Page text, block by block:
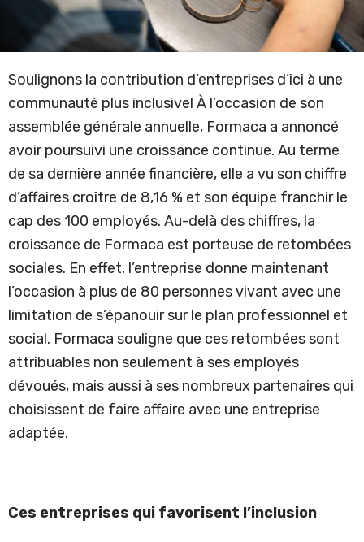
Soulignons la contribution d’entreprises d’ici à une
communauté plus inclusive! À l’occasion de son
assemblée générale annuelle, Formaca a annoncé
avoir poursuivi une croissance continue. Au terme
de sa dernière année financière, elle a vu son chiffre
d’affaires croître de 8,16 % et son équipe franchir le
cap des 100 employés. Au-delà des chiffres, la
croissance de Formaca est porteuse de retombées
sociales. En effet, l’entreprise donne maintenant
l’occasion à plus de 80 personnes vivant avec une
limitation de s’épanouir sur le plan professionnel et
social. Formaca souligne que ces retombées sont
attribuables non seulement à ses employés
dévoués, mais aussi à ses nombreux partenaires qui
choisissent de faire affaire avec une entreprise
adaptée.
Ces entreprises qui favorisent l’inclusion